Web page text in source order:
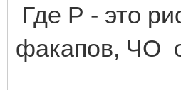
Где Р - это
факапов, ЧО